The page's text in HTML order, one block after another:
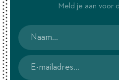
Meld je aan voor